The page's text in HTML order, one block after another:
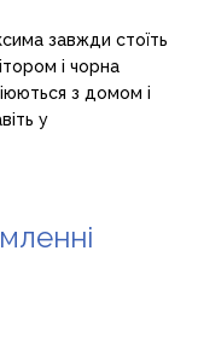
завжди стоїть
і чорна
з домом і
у